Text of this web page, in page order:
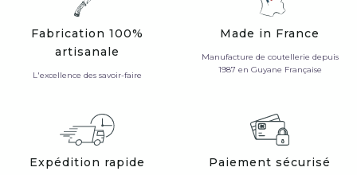
Fabrication 100%
artisanale
L'excellence des savoir-faire
Made in France
Manufacture de coutellerie depuis
1987 en Guyane Française
Expédition rapide Paiement sécurisé